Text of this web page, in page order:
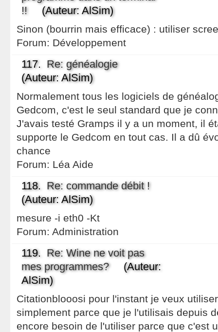
!!(Auteur: AlSim)
Sinon (bourrin mais efficace) : utiliser
Forum: Développement
117. Re: généalogie
(Auteur: AlSim)
Normalement tous les logiciels de
Gedcom, c'est le seul standard que je
J'avais testé Gramps il y a un moment, il
supporte le Gedcom en tout cas. Il a dû
chance
Forum: Léa Aide
118. Re: commande débit !
(Auteur: AlSim)
mesure -i eth0 -Kt
Forum: Administration
119. Re: Wine ne voit pas
mes programmes?(Auteur:
AlSim)
Citationblooosi pour l'instant je veux
simplement parce que je l'utilisais depuis
encore besoin de l'utiliser parce que c'est